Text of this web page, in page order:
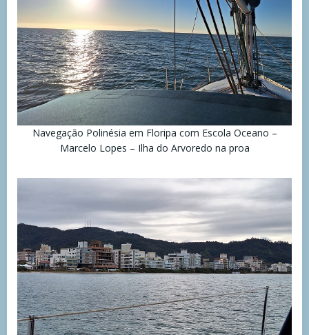
Navegação Polinésia em Floripa com Escola Oceano –
Marcelo Lopes – Ilha do Arvoredo na proa